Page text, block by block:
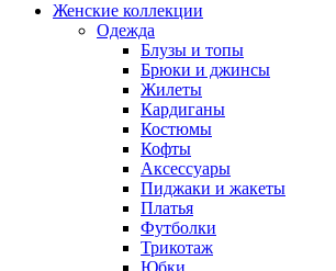
Женские коллекции
Одежда
Блузы и топы
Брюки и джинсы
Жилеты
Кардиганы
Костюмы
Кофты
Аксессуары
Пиджаки и жакеты
Платья
Футболки
Трикотаж
Юбки